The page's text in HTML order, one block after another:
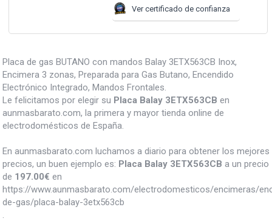
Ver certificado de confianza
Placa de gas BUTANO con mandos Balay 3ETX563CB Inox,
Encimera 3 zonas, Preparada para Gas Butano, Encendido
Electrónico Integrado, Mandos Frontales.
Le felicitamos por elegir su Placa Balay 3ETX563CB en
aunmasbarato.com, la primera y mayor tienda online de
electrodomésticos de España.
En aunmasbarato.com luchamos a diario para obtener los mejores
precios, un buen ejemplo es: Placa Balay 3ETX563CB a un precio
de 197.00€ en
https://www.aunmasbarato.com/electrodomesticos/encimeras/
de-gas/placa-balay-3etx563cb
.